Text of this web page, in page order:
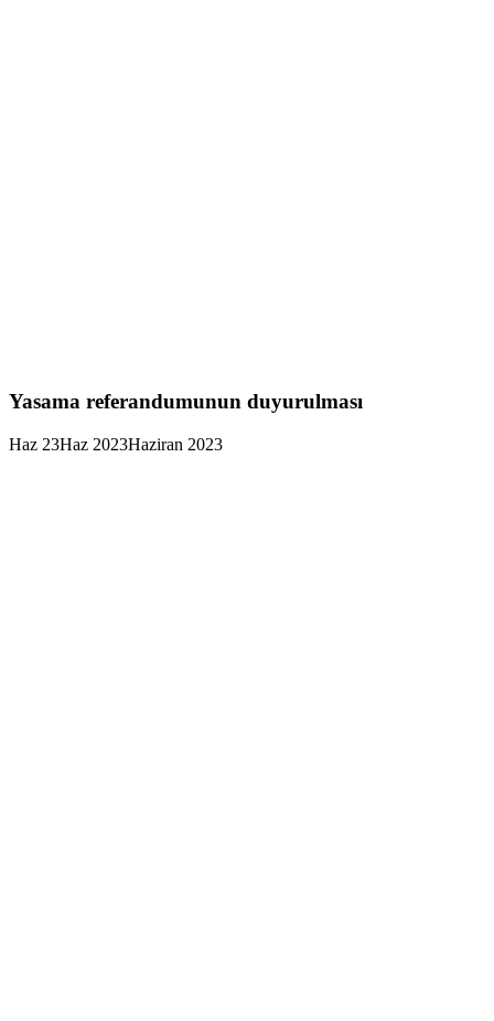
Yasama referandumunun duyurulması
Haz 23Haz 2023Haziran 2023